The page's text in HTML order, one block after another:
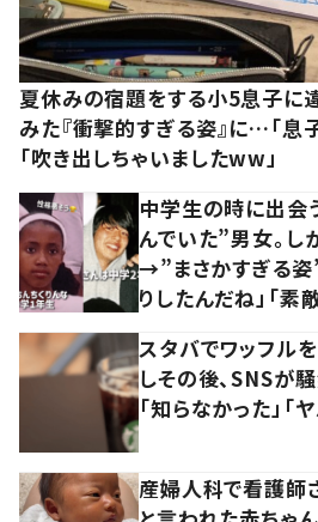
夏休みの宿題をする小5息子に
みた『衝撃的すぎる姿』に…「息
「吹き出しちゃいましたww」
中学生の時に出会
んでいた”男女。
→”まさかすぎる
りしたんだね」「素
スタバでワッフル
しその後、SNSが
「知らなかった」「
産婦人科で看護師